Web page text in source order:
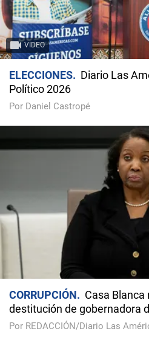
VIDEO
ELECCIONES
Diario Las
Político 2026
Por Daniel Castropé
CORRUPCIÓN
Casa
destitución de gobernadora
Por REDACCIÓN/Diario Las